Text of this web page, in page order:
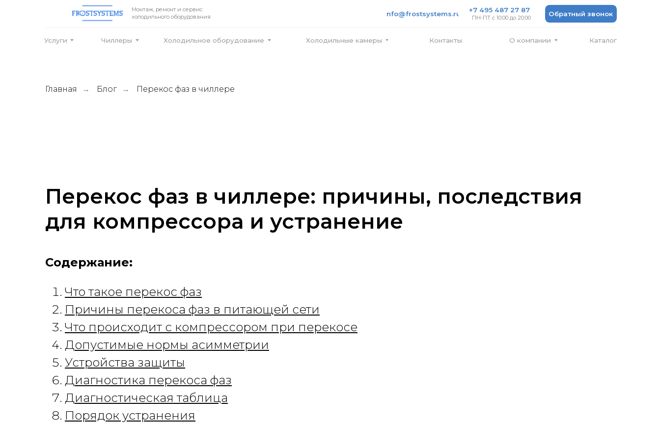
Обратный звонок
+7 495 487 27 87
info@frostsystems.ru
Монтаж, ремонт и сервис
холодильного оборудования
ПН-ПТ с 10:00 до 20:00
Главная → Блог → Перекос фаз в чиллере
Перекос фаз в чиллере: причины, последствия
для компрессора и устранение
Содержание:
Что такое перекос фаз
Причины перекоса фаз в питающей сети
Что происходит с компрессором при перекосе
Допустимые нормы асимметрии
Устройства защиты
Диагностика перекоса фаз
Диагностическая таблица
Порядок устранения